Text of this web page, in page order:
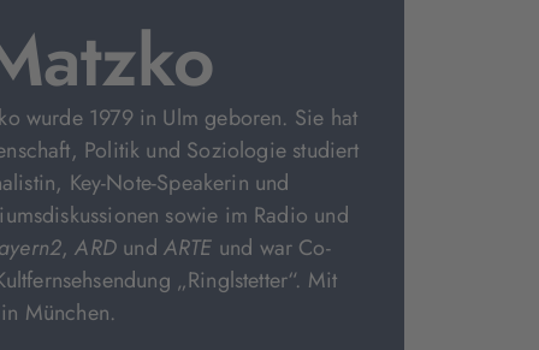
wurde 1979 in Ulm geboren. Sie hat
Politik und Soziologie studiert
Key-Note-Speakerin und
sowie im Radio und
,ARD und ARTE und war Co-
„Ringlstetter“. Mit
München.